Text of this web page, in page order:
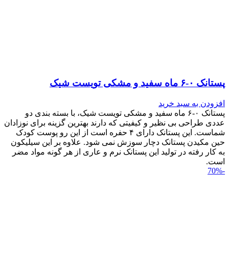
پستانک ۰-۶ ماه سفید و مشکی تویست شیک
افزودن به سبد خرید
پستانک ۰-۶ ماه سفید و مشکی تویست شیک، با بسته بندی دو
عددی طراحی بی نظیر و کیفیتی که دارند بهترین گزینه برای نوزادان
شماست. این پستانک دارای ۴ حفره است از این رو پوست کودک
حین مکیدن پستانک دچار سوزش نمی شود. علاوه بر این سیلیکون
به کار رفته در تولید این پستانک نرم و عاری از هر گونه مواد مضر
است.
-70%